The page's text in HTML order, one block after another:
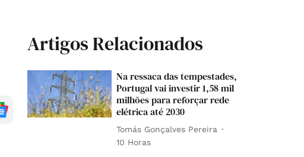
Artigos Relacionados
Na ressaca das tempestades,
Portugal vai investir 1,58 mil
milhões para reforçar rede
elétrica até 2030
Tomás Gonçalves Pereira
10 Horas